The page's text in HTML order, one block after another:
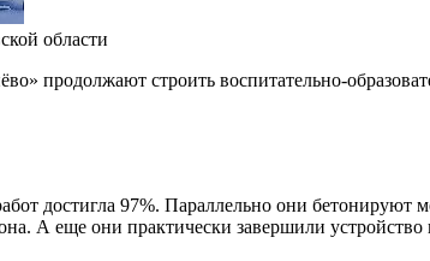
области
продолжают строить воспитательно-
достигла 97%. Параллельно они
А еще они практически завершили